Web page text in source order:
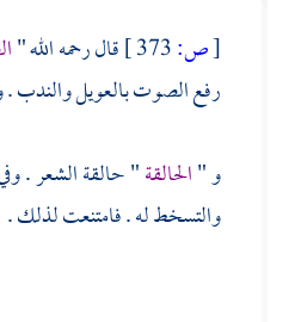
[ص: قال رحمه الله "
رفع الصوت بالعويل والندب .
و "الحالقة" حالقة الشعر .
والتسخط له . فامتنعت لذلك .